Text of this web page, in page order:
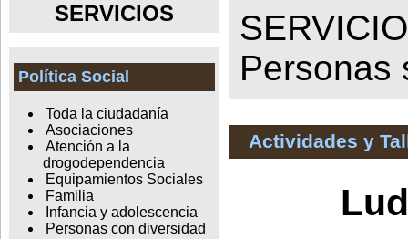
SERVICIOS
Política Social
Toda la ciudadanía
Asociaciones
Atención a la
drogodependencia
Equipamientos Sociales
Familia
Infancia y adolescencia
Personas con diversidad
Personas
Actividades y